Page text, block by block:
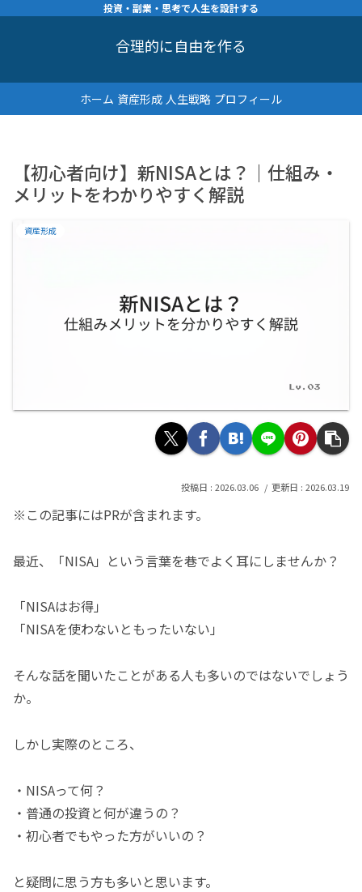
合理的に自由を作る
投資・副業・思考で人生を設計する
ホーム 資産形成 人生戦略 プロフィール
【初心者向け】新NISAとは？｜仕組み・
メリットをわかりやすく解説
資産形成
2026.03.06 2026.03.19
※この記事にはPRが含まれます。
最近、「NISA」という言葉を巷でよく耳にしませんか？
「NISAはお得」
「NISAを使わないともったいない」
そんな話を聞いたことがある人も多いのではないでしょう
か。
しかし実際のところ、
・NISAって何？
・普通の投資と何が違うの？
・初心者でもやった方がいいの？
と疑問に思う方も多いと思います。